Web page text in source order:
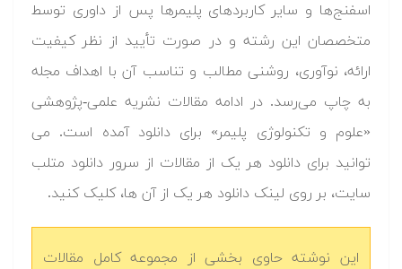
اسفنج‌ها و سایر کاربردهای پلیمرها پس از داوری توسط
متخصصان این رشته و در صورت تأیید از نظر کیفیت
ارائه، نوآوری، روشنی مطالب و تناسب آن با اهداف مجله
به‌ چاپ می‌رسد. در ادامه مقالات نشریه علمی-پژوهشی
«علوم و تکنولوژی پلیمر» برای دانلود آمده است. می
توانید برای دانلود هر یک از مقالات از سرور دانلود متلب
سایت، بر روی لینک دانلود هر یک از آن ها، کلیک کنید.
این نوشته حاوی بخشی از مجموعه کامل مقالات